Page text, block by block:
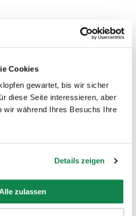
Cookies
gewartet, bis wir sicher
diese Seite interessieren, aber
wir während Ihres Besuchs Ihre
Details zeigen
Alle zulassen
service de nettoyage